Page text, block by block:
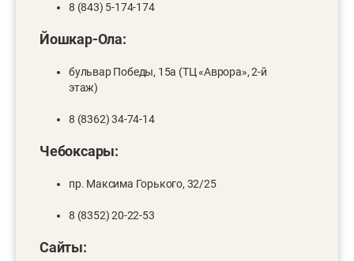
8 (843) 5-174-174
Йошкар-Ола:
бульвар Победы, 15а (ТЦ «Аврора», 2-й
этаж)
8 (8362) 34-74-14
Чебоксары:
пр. Максима Горького, 32/25
8 (8352) 20-22-53
Сайты: